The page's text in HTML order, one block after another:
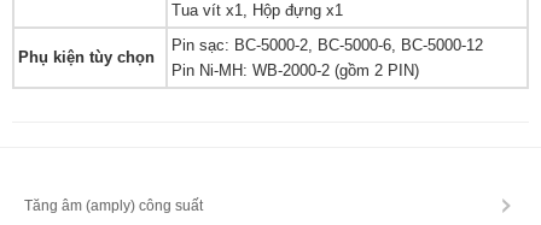
Tua vít x1, Hộp đựng x1
Phụ kiện tùy chọn
Pin sạc: BC-5000-2, BC-5000-6, BC-5000-12
Pin Ni-MH: WB-2000-2 (gồm 2 PIN)
Tăng âm (amply) công suất